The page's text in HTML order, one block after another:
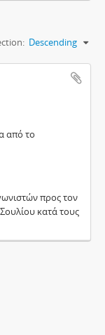
Descending
από το
προς τον
κατά τους